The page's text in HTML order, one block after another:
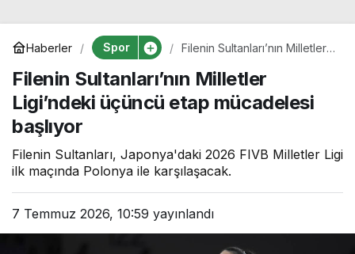
Haberler Spor
Filenin Sultanları’nın Milletler
mücadelesi başlıyor
Filenin Sultanları’nın Milletler
Ligi’ndeki üçüncü etap mücadelesi
başlıyor
Filenin Sultanları, Japonya'daki 2026 FIVB Milletler Ligi
ilk maçında Polonya ile karşılaşacak.
7 Temmuz 2026, 10:59 yayınlandı